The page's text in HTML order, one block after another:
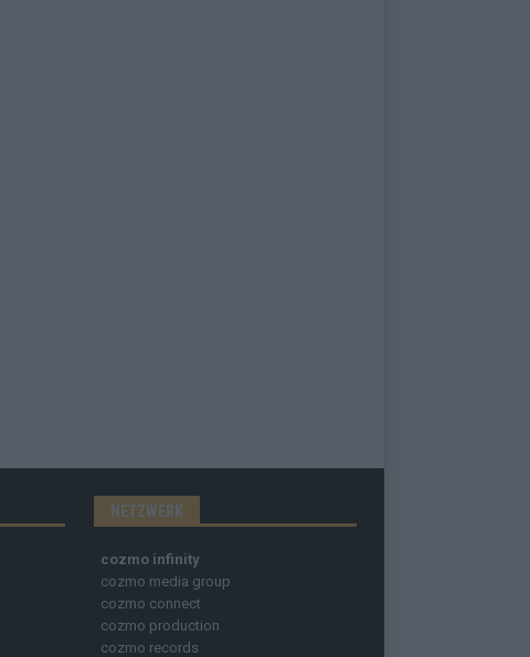
NETZWERK
cozmo infinity
cozmo media group
cozmo connect
cozmo production
cozmo records